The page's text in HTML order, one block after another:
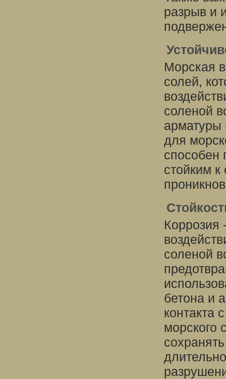
разрыв и
Морская
солей,
соленой
арматуры
для
способен
стойким к
Коррозия
соленой
бетона и
контакта
морского